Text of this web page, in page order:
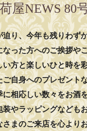
屋NEWS 80
迫り、今年も残りわず
なった方へのご挨拶や
い方と楽しいひと時を
ご自身へのプレゼント
に相応しい数々をお酒
装やラッピングなども
さまのご来店を心より